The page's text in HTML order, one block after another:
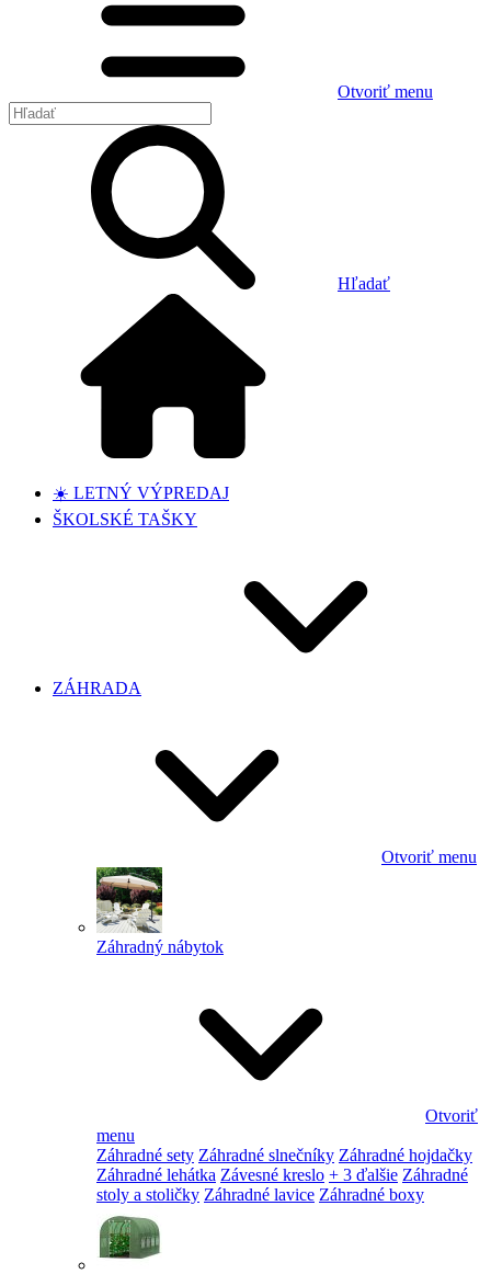
Otvoriť menu
Hľadať
☀️ LETNÝ VÝPREDAJ
ŠKOLSKÉ TAŠKY
ZÁHRADA
Otvoriť menu
Záhradný nábytok
Otvoriť
menu
Záhradné sety Záhradné slnečníky Záhradné hojdačky
Záhradné lehátka Závesné kreslo + 3 ďalšie Záhradné
stoly a stoličky Záhradné lavice Záhradné boxy